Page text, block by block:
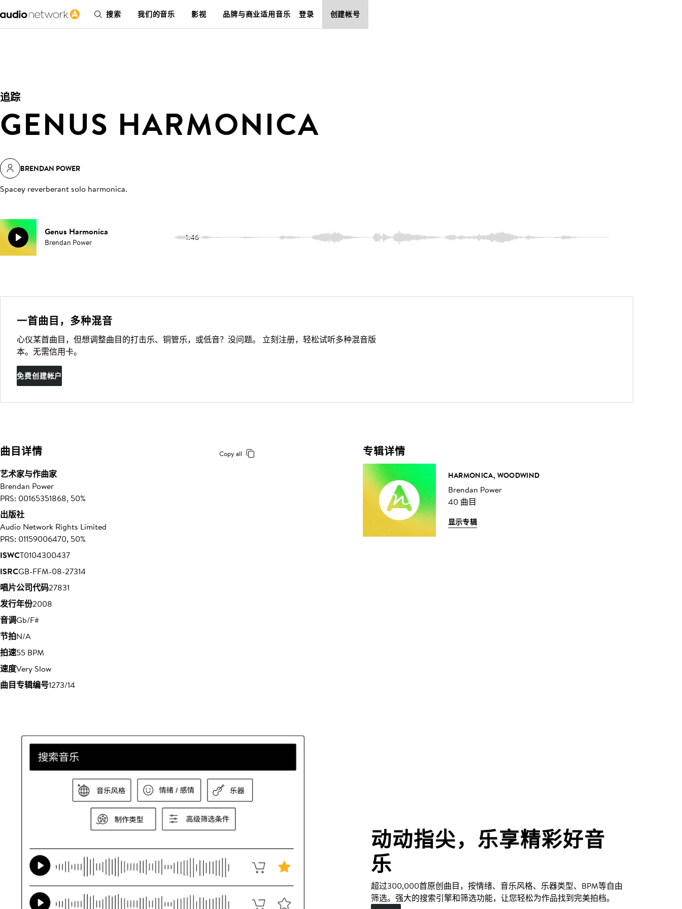
搜索 我们的音乐 影视 品牌与商业适用音乐 登录 创建帐号
追踪
GENUS HARMONICA
BRENDAN POWER
Spacey reverberant solo harmonica.
Genus Harmonica
Brendan Power 1:46
一首曲目，多种混音
心仪某首曲目，但想调整曲目的打击乐、铜管乐，或低音？没问题。 立刻注册，轻松试听多种混音版
本。无需信用卡。
免费创建帐户
曲目详情 Copy all
艺术家与作曲家
Brendan Power
PRS: 00165351868, 50%
出版社
Audio Network Rights Limited
PRS: 01159006470, 50%
ISWCT0104300437
ISRCGB-FFM-08-27314
唱片公司代码27831
发行年份2008
音调Gb/F#
节拍N/A
拍速55 BPM
速度Very Slow
曲目专辑编号1273/14
专辑详情
HARMONICA, WOODWIND
Brendan Power
40 曲目
显示专辑
动动指尖，乐享精彩好音
乐
超过300,000首原创曲目，按情绪、音乐风格、乐器类型、BPM等自由
筛选。强大的搜索引擎和筛选功能，让您轻松为作品找到完美拍档。